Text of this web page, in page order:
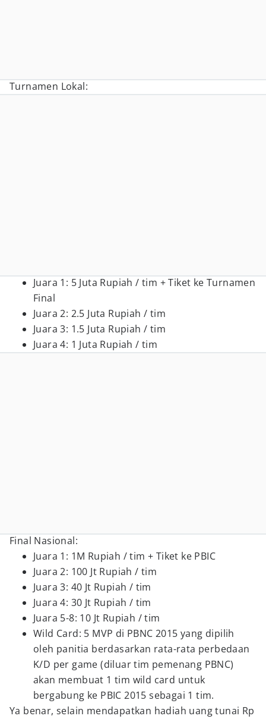
Turnamen Lokal:
Juara 1: 5 Juta Rupiah / tim + Tiket ke Turnamen
Final
Juara 2: 2.5 Juta Rupiah / tim
Juara 3: 1.5 Juta Rupiah / tim
Juara 4: 1 Juta Rupiah / tim
Final Nasional:
Juara 1: 1M Rupiah / tim + Tiket ke PBIC
Juara 2: 100 Jt Rupiah / tim
Juara 3: 40 Jt Rupiah / tim
Juara 4: 30 Jt Rupiah / tim
Juara 5-8: 10 Jt Rupiah / tim
Wild Card: 5 MVP di PBNC 2015 yang dipilih
oleh panitia berdasarkan rata-rata perbedaan
K/D per game (diluar tim pemenang PBNC)
akan membuat 1 tim wild card untuk
bergabung ke PBIC 2015 sebagai 1 tim.
Ya benar, selain mendapatkan hadiah uang tunai Rp